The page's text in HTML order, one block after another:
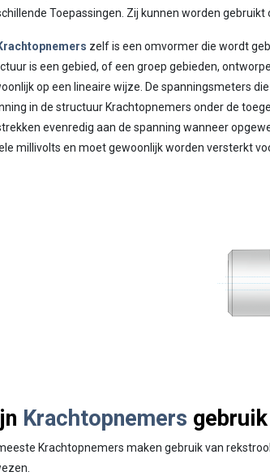
Toepassingen. Zij kunnen worden
zelf is een omvormer die wordt
is een gebied, of een groep gebieden,
op een lineaire wijze. De spanningsmeters
in de structuur Krachtopnemers onder de
evenredig aan de spanning wanneer
millivolts en moet gewoonlijk worden versterkt
Krachtopnemers
Krachtopnemers maken gebruik van